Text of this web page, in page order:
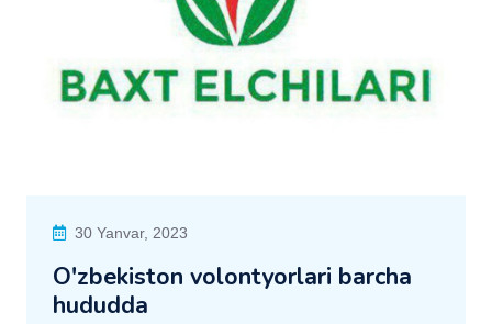
30 Yanvar, 2023
O'zbekiston volontyorlari barcha
hududda